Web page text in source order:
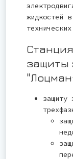
жидкостей
защиты
защиту